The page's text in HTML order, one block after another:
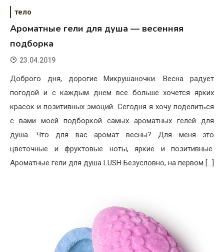
тело
Ароматные гели для душа — весенняя
подборка
23.04.2019
Доброго дня, дорогие Микрушаночки. Весна радует
погодой и с каждым днем все больше хочется ярких
красок и позитивных эмоций. Сегодня я хочу поделиться
с вами моей подборкой самых ароматных гелей для
душа. Что для вас аромат весны? Для меня это
цветочные и фруктовые ноты, яркие и позитивные.
Ароматные гели для душа LUSH Безусловно, на первом […]